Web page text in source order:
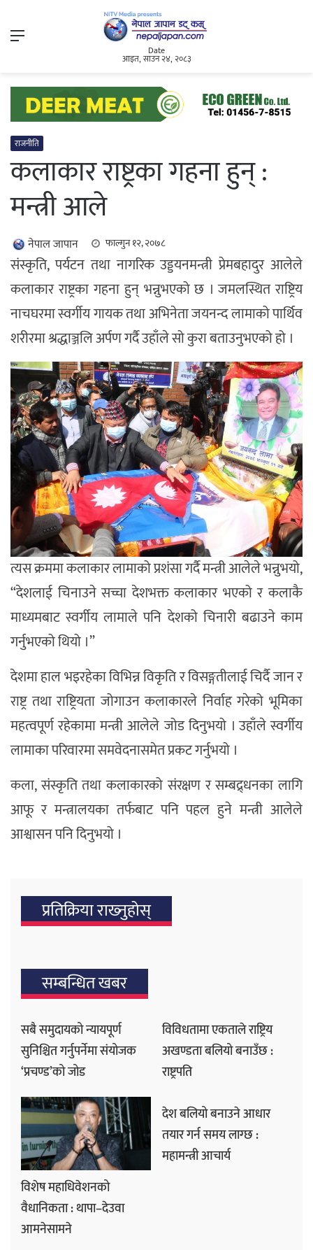
Menu
Date
आइत, साउन २४, २०८३
राजनीति
कलाकार राष्ट्रका गहना हुन् :
मन्त्री आले
नेपाल जापान फाल्गुन १२, २०७८
संस्कृति, पर्यटन तथा नागरिक उड्डयनमन्त्री प्रेमबहादुर आलेले
कलाकार राष्ट्रका गहना हुन् भन्नुभएको छ । जमलस्थित राष्ट्रिय
नाचघरमा स्वर्गीय गायक तथा अभिनेता जयनन्द लामाको पार्थिव
शरीरमा श्रद्धाञ्जलि अर्पण गर्दै उहाँले सो कुरा बताउनुभएको हो ।
त्यस क्रममा कलाकार लामाको प्रशंसा गर्दै मन्त्री आलेले भन्नुभयो,
“देशलाई चिनाउने सच्चा देशभक्त कलाकार भएको र कलाकै
माध्यमबाट स्वर्गीय लामाले पनि देशको चिनारी बढाउने काम
गर्नुभएको थियो ।”
देशमा हाल भइरहेका विभिन्न विकृति र विसङ्गतीलाई चिर्दै जान र
राष्ट्र तथा राष्ट्रियता जोगाउन कलाकारले निर्वाह गरेको भूमिका
महत्वपूर्ण रहेकामा मन्त्री आलेले जोड दिनुभयो । उहाँले स्वर्गीय
लामाका परिवारमा समवेदनासमेत प्रकट गर्नुभयो ।
कला, संस्कृति तथा कलाकारको संरक्षण र सम्बद्र्धनका लागि
आफू र मन्त्रालयका तर्फबाट पनि पहल हुने मन्त्री आलेले
आश्वासन पनि दिनुभयो ।
प्रतिक्रिया राख्‍नुहोस्
सम्बन्धित खबर
सबै समुदायको न्यायपूर्ण
सुनिश्चित गर्नुपर्नेमा संयोजक
‘प्रचण्ड’को जोड
विविधतामा एकताले राष्ट्रिय
अखण्डता बलियो बनाउँछ :
राष्ट्रपति
विशेष महाधिवेशनको
वैधानिकता : थापा–देउवा
आमनेसामने
देश बलियो बनाउने आधार
तयार गर्न समय लाग्छ :
महामन्त्री आचार्य